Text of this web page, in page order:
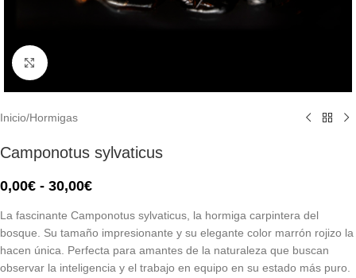
Click to enlarge
Inicio/Hormigas
Camponotus sylvaticus
0,00€ - 30,00€
La fascinante Camponotus sylvaticus, la hormiga carpintera del
bosque. Su tamaño impresionante y su elegante color marrón rojizo la
hacen única. Perfecta para amantes de la naturaleza que buscan
observar la inteligencia y el trabajo en equipo en su estado más puro.